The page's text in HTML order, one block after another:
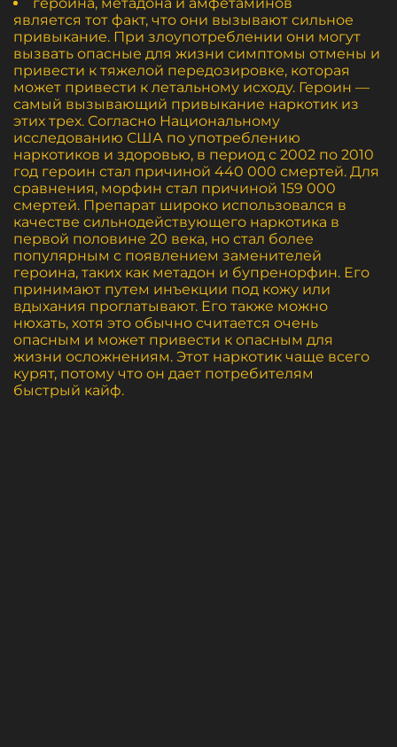
является тот факт, что они вызывают сильное
привыкание. При злоупотреблении они могут
вызвать опасные для жизни симптомы отмены и
привести к тяжелой передозировке, которая
может привести к летальному исходу. Героин —
самый вызывающий привыкание наркотик из
этих трех. Согласно Национальному
исследованию США по употреблению
наркотиков и здоровью, в период с 2002 по 2010
год героин стал причиной 440 000 смертей. Для
сравнения, морфин стал причиной 159 000
смертей. Препарат широко использовался в
качестве сильнодействующего наркотика в
первой половине 20 века, но стал более
популярным с появлением заменителей
героина, таких как метадон и бупренорфин. Его
принимают путем инъекции под кожу или
вдыхания проглатывают. Его также можно
нюхать, хотя это обычно считается очень
опасным и может привести к опасным для
жизни осложнениям. Этот наркотик чаще всего
курят, потому что он дает потребителям
быстрый кайф.